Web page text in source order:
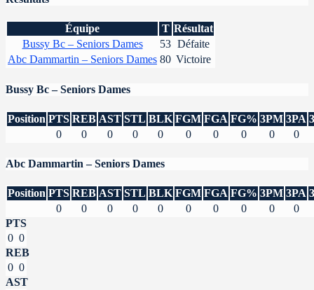
Équipe T Résultat
Bussy Bc – Seniors Dames
53 Défaite
Abc Dammartin – Seniors Dames 80 Victoire
Bussy Bc – Seniors Dames
Position PTS REB AST STL BLK FGM FGA FG% 3PM 3PA
0
0 0 0 0 0 0 0 0 0
Abc Dammartin – Seniors Dames
Position PTS REB AST STL BLK FGM FGA FG% 3PM 3PA
0
0 0 0 0 0 0 0 0
0
PTS
0 0
REB
0 0
AST